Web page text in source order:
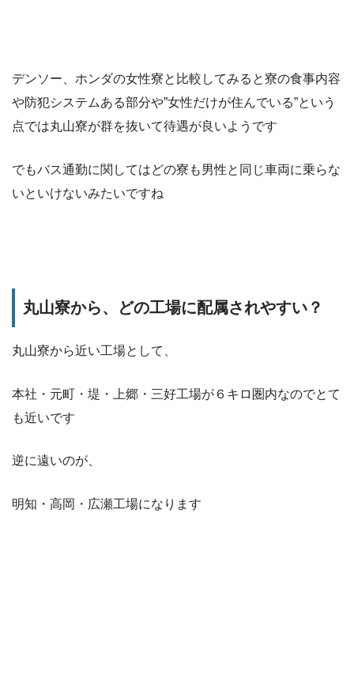
デンソー、ホンダの女性寮と比較してみると寮の食事内容
や防犯システムある部分や”女性だけが住んでいる”という
点では丸山寮が群を抜いて待遇が良いようです
でもバス通勤に関してはどの寮も男性と同じ車両に乗らな
いといけないみたいですね
丸山寮から、どの工場に配属されやすい？
丸山寮から近い工場として、
本社・元町・堤・上郷・三好工場が６キロ圏内なのでとて
も近いです
逆に遠いのが、
明知・高岡・広瀬工場になります